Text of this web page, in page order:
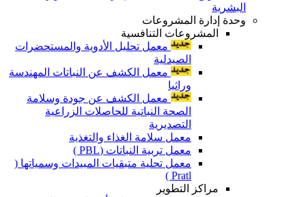
البشرية
وحدة إدارة المشروعات
المشروعات التنافسية
معمل تحليل الأدوية والمستحضرات
الصيدلية
معمل الكشف عن النباتات المهندسة
وراثيا
معمل الكشف عن جودة وسلامة
الصحة النباتية للحاصلات الزراعية
التصديرية
معمل سلامة الغذاء والتغذية
معمل تربية النباتات (PBL )
معمل تحلية متبقيات المبيدات وسمياتها (
Pratl )
مراكز التطوير